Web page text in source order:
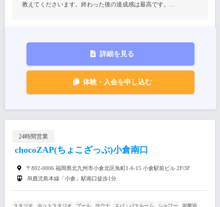
教えてくださいます。終わった後の達成感は最高です。…
詳細を見る
体験・入会を申し込む
24時間営業
chocoZAP(ちょこざっぷ)小倉南口
〒802-0006 福岡県北九州市小倉北区魚町1-6-15 小倉駅前ビル 2F/3F
JR鹿児島本線「小倉」駅南口徒歩1分
スタジオ ホットスタジオ プール サウナ スパ・バスルーム シャワー 岩盤浴